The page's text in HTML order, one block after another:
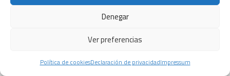
Denegar
Ver preferencias
Política de cookiesDeclaración de privacidadImpressum